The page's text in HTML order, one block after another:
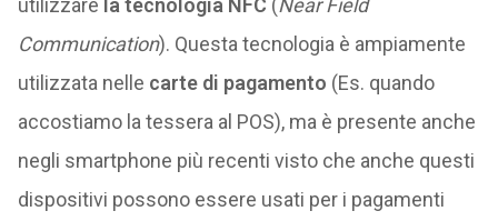
utilizzare la tecnologia NFC (Near Field
Communication). Questa tecnologia è ampiamente
utilizzata nelle carte di pagamento (Es. quando
accostiamo la tessera al POS), ma è presente anche
negli smartphone più recenti visto che anche questi
dispositivi possono essere usati per i pagamenti